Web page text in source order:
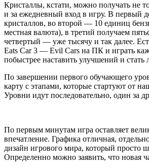
Кристаллы, кстати, можно получать не
и за ежедневный вход в игру. В первый
кристаллов, во второй — 10 единиц
местная валюта), в третий получаем
четвертый — уже тысячу и так далее.
Eats Car 3 — Evil Cars на ПК и играть
побыстрее наставить улучшений и
По завершении первого обучающего
карту с этапами, которые стартуют от
Уровни идут последовательно, один за
По первым минутам игра оставляет
впечатление. Графика отличная,
дизайн игрового мира, который просто
Определенно можно заявить, что новая